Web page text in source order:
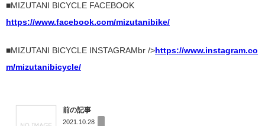
■MIZUTANI BICYCLE FACEBOOK
https://www.facebook.com/mizutanibike/
■MIZUTANI BICYCLE INSTAGRAMbr />https://www.instagram.co
m/mizutanibicycle/
前の記事
2021.10.28